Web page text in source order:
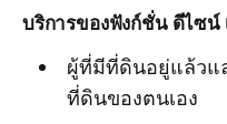
บริการของฟังก์ชั่น ดีไซน์
ผู้ที่มีที่ดินอยู่แล้วแ
ที่ดินของตนเอง